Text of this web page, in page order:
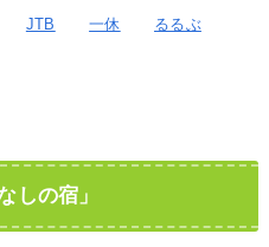
JTB 一休
るるぶ
しの宿」